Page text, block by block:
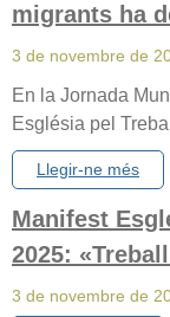
migrants ha
3 de novembre de
En la Jornada
Església pel
Llegir-ne més
Manifest
2025:
3 de novembre de